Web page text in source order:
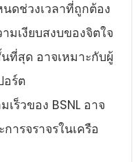
ดช่วงเวลาที่ถูกต้อง
เงียบสงบของจิตใจ
ที่สุด อาจเหมาะกับผู้
อร์ต
ร็วของ BSNL อาจ
ารจราจรในเครือ